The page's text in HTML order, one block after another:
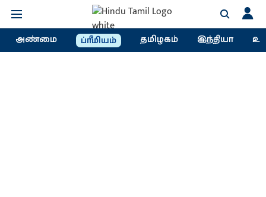
அண்மை ப்ரீமியம் தமிழகம் இந்தியா